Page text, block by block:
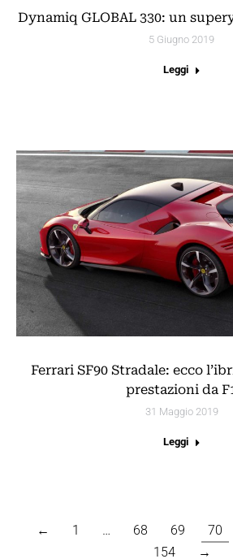
Dynamiq GLOBAL 330: un
5 Giugno 2019
Leggi
Ferrari SF90 Stradale: ecco
prestazioni da
31 Maggio 2019
Leggi
← 1 … 68 69 70
154
→